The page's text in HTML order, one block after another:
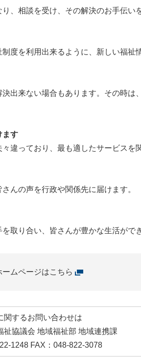
、相談を受け、その解決のお手伝い
度を利用出来るように、新しい福祉
出来ない場合もあります。その時は
ます
違っており、最も適したサービスを
んの声を行政や関係先に届けます。
取り合い、皆さんが豊かな生活がで
ムページはこちら
関するお問い合わせは
祉協議会 地域福祉部 地域連携課
1248 FAX：048-822-3078